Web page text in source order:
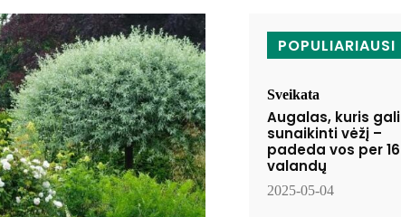
POPULIARIAUSI
Sveikata
Augalas, kuris gali
sunaikinti vėžį –
padeda vos per 16
valandų
2025-05-04